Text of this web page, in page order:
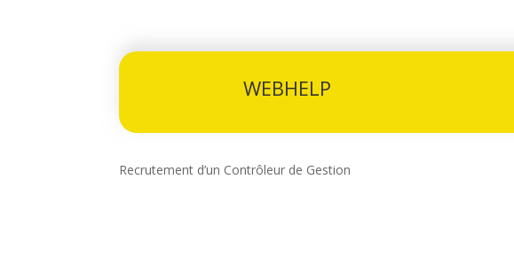
WEBHELP
Recrutement d’un Contrôleur de Gestion